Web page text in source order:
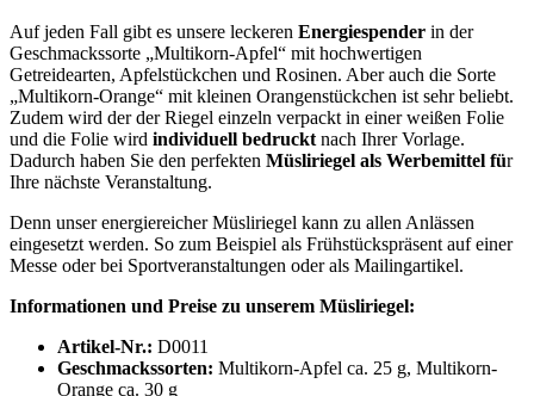
Auf jeden Fall gibt es unsere leckeren Energiespender in der
Geschmackssorte „Multikorn-Apfel“ mit hochwertigen
Getreidearten, Apfelstückchen und Rosinen. Aber auch die Sorte
„Multikorn-Orange“ mit kleinen Orangenstückchen ist sehr beliebt.
Zudem wird der der Riegel einzeln verpackt in einer weißen Folie
und die Folie wird individuell bedruckt nach Ihrer Vorlage.
Dadurch haben Sie den perfekten Müsliriegel als Werbemittel für
Ihre nächste Veranstaltung.
Denn unser energiereicher Müsliriegel kann zu allen Anlässen
eingesetzt werden. So zum Beispiel als Frühstückspräsent auf einer
Messe oder bei Sportveranstaltungen oder als Mailingartikel.
Informationen und Preise zu unserem Müsliriegel:
Artikel-Nr.: D0011
Geschmackssorten: Multikorn-Apfel ca. 25 g, Multikorn-
Orange ca. 30 g